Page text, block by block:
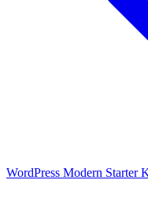
WordPress Modern